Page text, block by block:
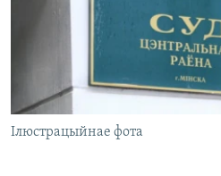
Ілюстрацыйнае фота